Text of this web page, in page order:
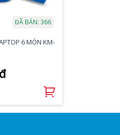
ĐÃ BÁN: 366
6 MÓN KM-